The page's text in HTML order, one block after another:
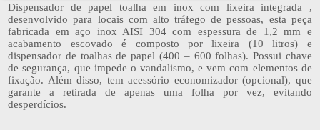
Dispensador de papel toalha em inox com lixeira integrada ,
desenvolvido para locais com alto tráfego de pessoas, esta peça
fabricada em aço inox AISI 304 com espessura de 1,2 mm e
acabamento escovado é composto por lixeira (10 litros) e
dispensador de toalhas de papel (400 – 600 folhas). Possui chave
de segurança, que impede o vandalismo, e vem com elementos de
fixação. Além disso, tem acessório economizador (opcional), que
garante a retirada de apenas uma folha por vez, evitando
desperdícios.